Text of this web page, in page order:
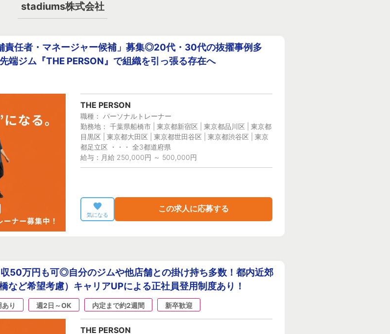
stadiums株式会社
責任者・マネージャー候補」募集◎20代・30代の抜擢事例多
ジム『THE PERSON』で組織を引っ張る存在へ
THE PERSON
職種： パーソナルトレーナー
勤務地： 千葉県船橋市 | 東京都新宿区 | 東京都品川区 | 東京都
目黒区 | 東京都大田区 | 東京都世田谷区 | 東京都渋谷区 | 東京
都足立区 ・・・ 全3都道府県
給与：月給 250,000円 ～ 500,000円
気になる
この求人に応募する
50万円も可◎自分のジムや他店舗との掛け持ち多数！都内近郊
など希望考慮）キャリアUPによる正社員登用制度あり！
り 週2日～OK 内定まで約2週間 新卒歓迎
THE PERSON